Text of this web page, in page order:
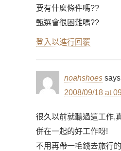
要有什麼條件嗎??
甄選會很困難嗎??
登入以進行回覆
noahshoes
2008/09/18 at
很久以前就聽過這工作,
併在一起的好工作呀!
不用再帶一毛錢去旅行